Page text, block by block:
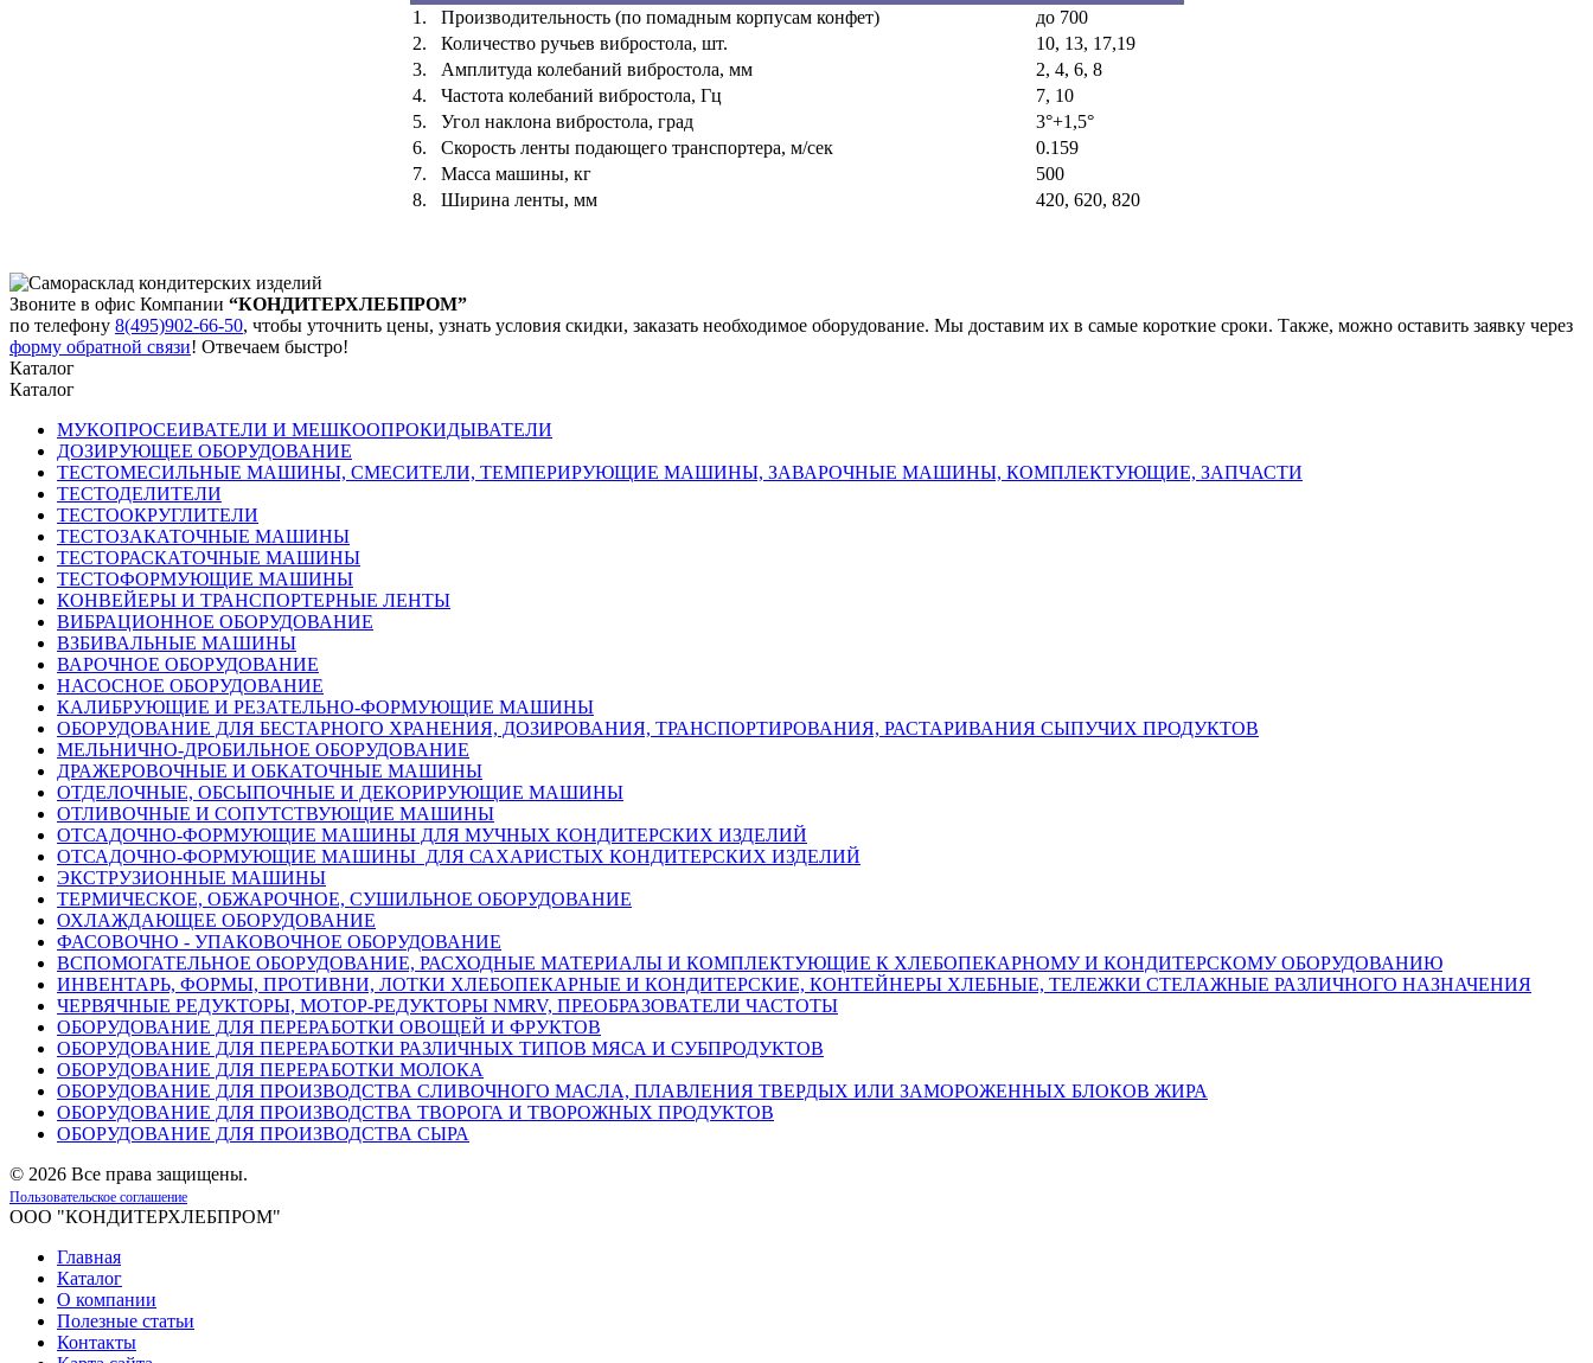
1. Производительность (по помадным корпусам конфет)
до 700
2.
Количество ручьев вибростола, шт.
10, 13, 17,19
3.
Амплитуда колебаний вибростола, мм
2, 4, 6, 8
4.
Частота колебаний вибростола, Гц
7, 10
5.
Угол наклона вибростола, град
3°+1,5°
6.
Скорость ленты подающего транспортера, м/сек
0.159
7.
Масса машины, кг
500
8.
Ширина ленты, мм 420, 620, 820
Звоните в офис Компании “КОНДИТЕРХЛЕБПРОМ”
по телефону 8(495)902-66-50, чтобы уточнить цены, узнать условия скидки, заказать необходимое оборудование. Мы доставим их в самые короткие сроки. Также, можно оставить заявку через
форму обратной связи! Отвечаем быстро!
Каталог
Каталог
МУКОПРОСЕИВАТЕЛИ И МЕШКООПРОКИДЫВАТЕЛИ
ДОЗИРУЮЩЕЕ ОБОРУДОВАНИЕ
ТЕСТОМЕСИЛЬНЫЕ МАШИНЫ, СМЕСИТЕЛИ, ТЕМПЕРИРУЮЩИЕ МАШИНЫ, ЗАВАРОЧНЫЕ МАШИНЫ, КОМПЛЕКТУЮЩИЕ, ЗАПЧАСТИ
ТЕСТОДЕЛИТЕЛИ
ТЕСТООКРУГЛИТЕЛИ
ТЕСТОЗАКАТОЧНЫЕ МАШИНЫ
ТЕСТОРАСКАТОЧНЫЕ МАШИНЫ
ТЕСТОФОРМУЮЩИЕ МАШИНЫ
КОНВЕЙЕРЫ И ТРАНСПОРТЕРНЫЕ ЛЕНТЫ
ВИБРАЦИОННОЕ ОБОРУДОВАНИЕ
ВЗБИВАЛЬНЫЕ МАШИНЫ
ВАРОЧНОЕ ОБОРУДОВАНИЕ
НАСОСНОЕ ОБОРУДОВАНИЕ
КАЛИБРУЮЩИЕ И РЕЗАТЕЛЬНО-ФОРМУЮЩИЕ МАШИНЫ
ОБОРУДОВАНИЕ ДЛЯ БЕСТАРНОГО ХРАНЕНИЯ, ДОЗИРОВАНИЯ, ТРАНСПОРТИРОВАНИЯ, РАСТАРИВАНИЯ СЫПУЧИХ ПРОДУКТОВ
МЕЛЬНИЧНО-ДРОБИЛЬНОЕ ОБОРУДОВАНИЕ
ДРАЖЕРОВОЧНЫЕ И ОБКАТОЧНЫЕ МАШИНЫ
ОТДЕЛОЧНЫЕ, ОБСЫПОЧНЫЕ И ДЕКОРИРУЮЩИЕ МАШИНЫ
ОТЛИВОЧНЫЕ И СОПУТСТВУЮЩИЕ МАШИНЫ
ОТСАДОЧНО-ФОРМУЮЩИЕ МАШИНЫ ДЛЯ МУЧНЫХ КОНДИТЕРСКИХ ИЗДЕЛИЙ
ОТСАДОЧНО-ФОРМУЮЩИЕ МАШИНЫ ДЛЯ САХАРИСТЫХ КОНДИТЕРСКИХ ИЗДЕЛИЙ
ЭКСТРУЗИОННЫЕ МАШИНЫ
ТЕРМИЧЕСКОЕ, ОБЖАРОЧНОЕ, СУШИЛЬНОЕ ОБОРУДОВАНИЕ
ОХЛАЖДАЮЩЕЕ ОБОРУДОВАНИЕ
ФАСОВОЧНО - УПАКОВОЧНОЕ ОБОРУДОВАНИЕ
ВСПОМОГАТЕЛЬНОЕ ОБОРУДОВАНИЕ, РАСХОДНЫЕ МАТЕРИАЛЫ И КОМПЛЕКТУЮЩИЕ К ХЛЕБОПЕКАРНОМУ И КОНДИТЕРСКОМУ ОБОРУДОВАНИЮ
ИНВЕНТАРЬ, ФОРМЫ, ПРОТИВНИ, ЛОТКИ ХЛЕБОПЕКАРНЫЕ И КОНДИТЕРСКИЕ, КОНТЕЙНЕРЫ ХЛЕБНЫЕ, ТЕЛЕЖКИ СТЕЛАЖНЫЕ РАЗЛИЧНОГО НАЗНАЧЕНИЯ
ЧЕРВЯЧНЫЕ РЕДУКТОРЫ, МОТОР-РЕДУКТОРЫ NMRV, ПРЕОБРАЗОВАТЕЛИ ЧАСТОТЫ
ОБОРУДОВАНИЕ ДЛЯ ПЕРЕРАБОТКИ ОВОЩЕЙ И ФРУКТОВ
ОБОРУДОВАНИЕ ДЛЯ ПЕРЕРАБОТКИ РАЗЛИЧНЫХ ТИПОВ МЯСА И СУБПРОДУКТОВ
ОБОРУДОВАНИЕ ДЛЯ ПЕРЕРАБОТКИ МОЛОКА
ОБОРУДОВАНИЕ ДЛЯ ПРОИЗВОДСТВА СЛИВОЧНОГО МАСЛА, ПЛАВЛЕНИЯ ТВЕРДЫХ ИЛИ ЗАМОРОЖЕННЫХ БЛОКОВ ЖИРА
ОБОРУДОВАНИЕ ДЛЯ ПРОИЗВОДСТВА ТВОРОГА И ТВОРОЖНЫХ ПРОДУКТОВ
ОБОРУДОВАНИЕ ДЛЯ ПРОИЗВОДСТВА СЫРА
© 2026 Все права защищены.
Пользовательское соглашение
ООО "КОНДИТЕРХЛЕБПРОМ"
Главная
Каталог
О компании
Полезные статьи
Контакты